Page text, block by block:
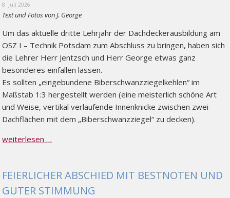
8. Juli 2026
Text und Fotos von J. George
Um das aktuelle dritte Lehrjahr der Dachdeckerausbildung am
OSZ I – Technik Potsdam zum Abschluss zu bringen, haben sich
die Lehrer Herr Jentzsch und Herr George etwas ganz
besonderes einfallen lassen.
Es sollten „eingebundene Biberschwanzziegelkehlen“ im
Maßstab 1:3 hergestellt werden (eine meisterlich schöne Art
und Weise, vertikal verlaufende Innenknicke zwischen zwei
Dachflächen mit dem „Biberschwanzziegel“ zu decken).
weiterlesen …
FEIERLICHER ABSCHIED MIT BESTNOTEN UND
GUTER STIMMUNG